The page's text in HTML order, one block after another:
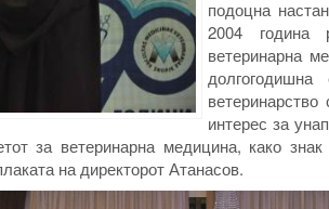
подоцна
2004 година
ветеринарна
интерес за
за ветеринарна медицина, како
на директорот Атанасов.